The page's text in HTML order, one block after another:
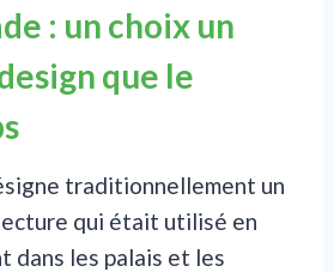
: un choix un
que le
traditionnellement un
qui était utilisé en
dans les palais et les